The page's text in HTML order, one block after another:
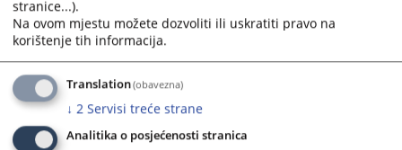
stranice...).
Na ovom mjestu možete dozvoliti ili uskratiti pravo na
korištenje tih informacija.
Translation(obavezna)
↓ 2 Servisi treće strane
Analitika o posjećenosti stranica